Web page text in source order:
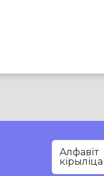
Алфавіт